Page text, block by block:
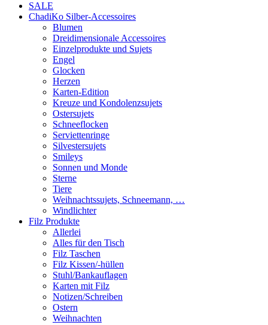
SALE
ChadiKo Silber-Accessoires
Blumen
Dreidimensionale Accessoires
Einzelprodukte und Sujets
Engel
Glocken
Herzen
Karten-Edition
Kreuze und Kondolenzsujets
Ostersujets
Schneeflocken
Serviettenringe
Silvestersujets
Smileys
Sonnen und Monde
Sterne
Tiere
Weihnachtssujets, Schneemann, …
Windlichter
Filz Produkte
Allerlei
Alles für den Tisch
Filz Taschen
Filz Kissen/-hüllen
Stuhl/Bankauflagen
Karten mit Filz
Notizen/Schreiben
Ostern
Weihnachten